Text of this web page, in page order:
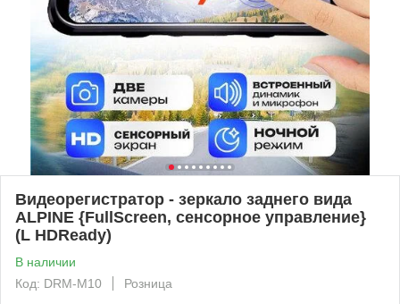
Видеорегистратор - зеркало заднего вида
ALPINE {FullScreen, сенсорное управление}
(L HDReady)
В наличии
Код: DRM-M10
Розница